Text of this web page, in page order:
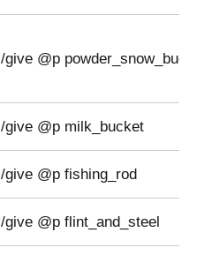
/give @p
/give @p milk_bucket
/give @p fishing_rod
/give @p flint_and_steel